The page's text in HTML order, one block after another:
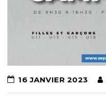
16 JANVIER 2023